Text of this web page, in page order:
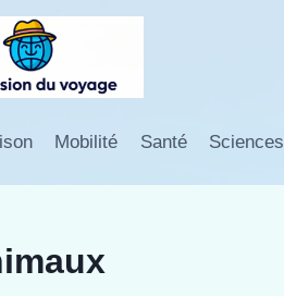
Mobilité Santé Sciences